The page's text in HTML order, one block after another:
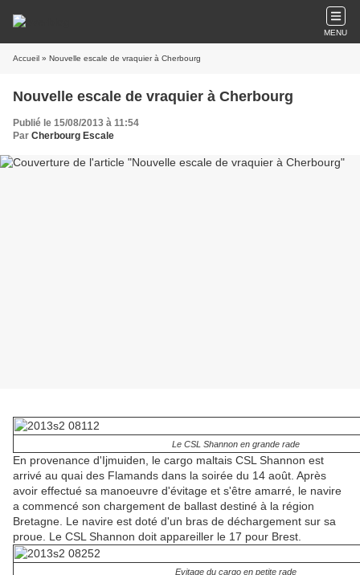
MENU
Accueil » Nouvelle escale de vraquier à Cherbourg
Nouvelle escale de vraquier à Cherbourg
Publié le 15/08/2013 à 11:54
Par Cherbourg Escale
Le CSL Shannon en grande rade
En provenance d'Ijmuiden, le cargo maltais CSL Shannon est
arrivé au quai des Flamands dans la soirée du 14 août. Après
avoir effectué sa manoeuvre d'évitage et s'être amarré, le navire
a commencé son chargement de ballast destiné à la région
Bretagne. Le navire est doté d'un bras de déchargement sur sa
proue. Le CSL Shannon doit appareiller le 17 pour Brest.
Evitage du cargo en petite rade